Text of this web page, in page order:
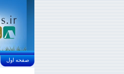
صفحه اول